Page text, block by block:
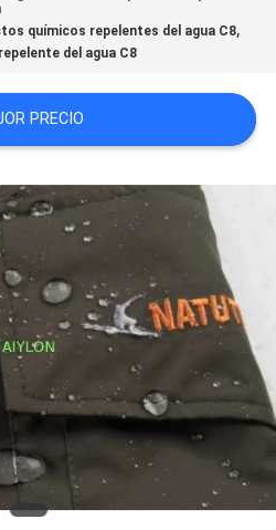
químicos repelentes del agua C8,
del agua C8
PRECIO